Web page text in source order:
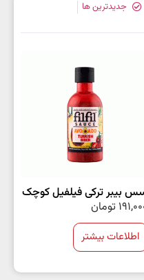
جدیدترین ها
بیبر ترکی فیلفیل کوچک
تومان
اطلاعات بیشتر